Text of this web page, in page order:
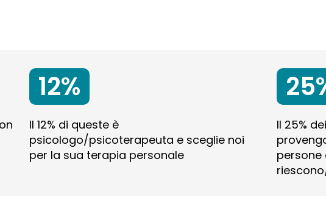
12%
Il 12% di queste è
psicologo/psicoterapeuta e sceglie noi
per la sua terapia personale
Il 25%